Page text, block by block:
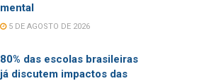
mental
5 DE AGOSTO DE 2026
80% das escolas brasileiras
já discutem impactos das